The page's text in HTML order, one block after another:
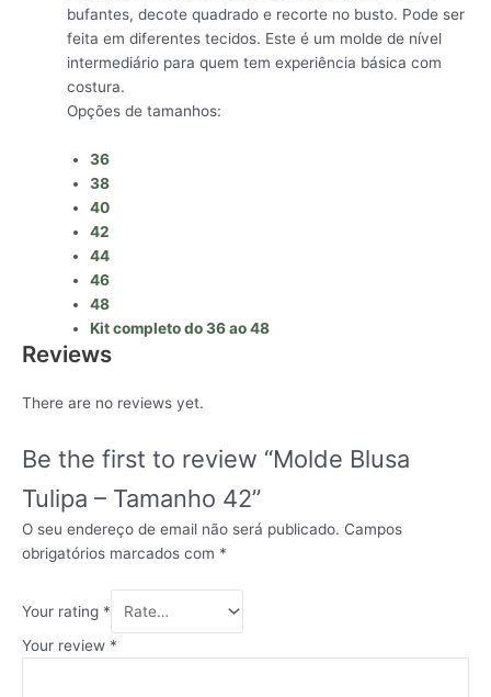
bufantes, decote quadrado e recorte no busto. Pode ser
feita em diferentes tecidos. Este é um molde de nível
intermediário para quem tem experiência básica com
costura.
Opções de tamanhos:
36
38
40
42
44
46
48
Kit completo do 36 ao 48
Reviews
There are no reviews yet.
Be the first to review “Molde Blusa
Tulipa – Tamanho 42”
O seu endereço de email não será publicado. Campos
obrigatórios marcados com *
Your rating *
Your review *